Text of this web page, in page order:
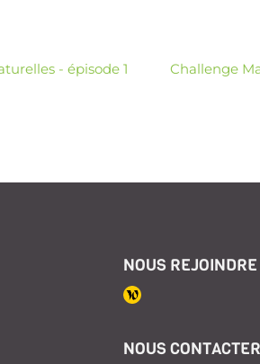
- épisode 1 Challenge
NOUS REJOINDRE
NOUS CONTACTER